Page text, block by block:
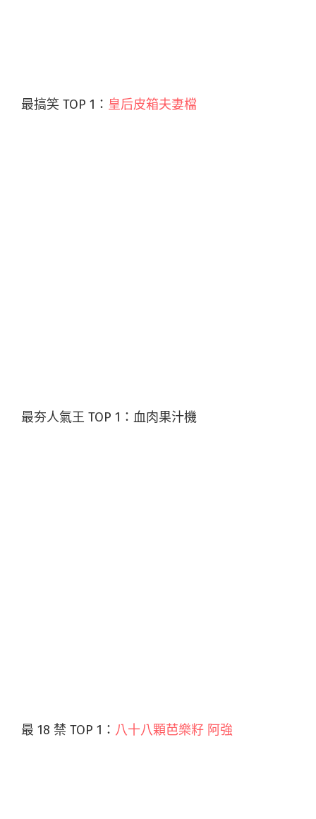
最搞笑 TOP 1： 皇后皮箱夫妻檔
最夯人氣王 TOP 1：血肉果汁機
最 18 禁 TOP 1： 八十八顆芭樂籽 阿強